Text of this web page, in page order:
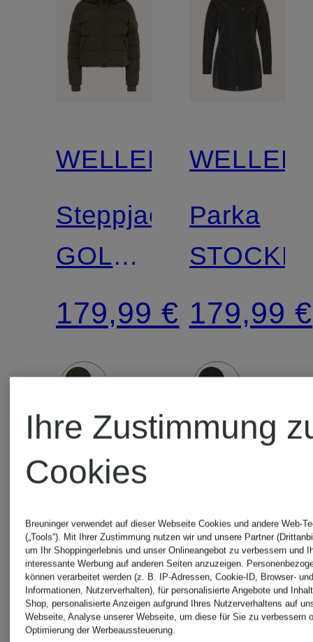
WELLENSTEYN
Steppjacke
GOLDMINE
SHORT
mit
DUPONT™
SORONA®-
Isolierung
179,99 €
Parka
179,99 €
Ihre Zustimmung
Cookies
Breuninger verwendet auf dieser Webseite Cookies und andere Web-
(„Tools“). Mit Ihrer Zustimmung nutzen wir und unsere Partner
um Ihr Shoppingerlebnis und unser Onlineangebot zu verbessern und
interessante Werbung auf anderen Seiten anzuzeigen.
können verarbeitet werden (z. B. IP-Adressen, Cookie-ID, Browser-
Informationen, Nutzerverhalten), für personalisierte Angebote und
Shop, personalisierte Anzeigen aufgrund Ihres Nutzerverhaltens auf
Webseite, Analyse unserer Webseite, um diese für Sie zu verbessern
Optimierung der Werbeaussteuerung.